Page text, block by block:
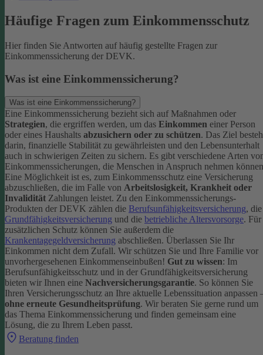
Häufige Fragen zum Einkommensschutz
Hier finden Sie Antworten auf häufig gestellte Fragen zur
Einkommenssicherung der DEVK.
Was ist eine Einkommenssicherung?
Was ist eine Einkommenssicherung?
Eine Einkommenssicherung bezieht sich auf Maßnahmen oder
Strategien, die ergriffen werden, um das Einkommen einer Person
oder eines Haushalts abzusichern oder zu schützen. Das Ziel
darin, finanzielle Stabilität zu gewährleisten und den Lebensunterhalt
auch in schwierigen Zeiten zu sichern. Es gibt verschiedene Arten
Einkommenssicherungen, die Menschen in Anspruch nehmen
Eine Möglichkeit ist es, zum Einkommensschutz eine Versicherung
abzuschließen, die im Falle von Arbeitslosigkeit, Krankheit oder
Invalidität Zahlungen leistet. Zu den Einkommenssicherungs-
Produkten der DEVK zählen die Berufsunfähigkeitsversicherung, die
Grundfähigkeitsversicherung und die betriebliche Altersvorsorge. Für
zusätzlichen Schutz können Sie außerdem die
Krankentagegeldversicherung abschließen. Überlassen Sie Ihr
Einkommen nicht dem Zufall. Wir schützen Sie und Ihre Familie vor
unvorhergesehenen Einkommenseinbußen! Gut zu wissen: Im
Berufsunfähigkeitsschutz und in der Grundfähigkeitsversicherung
bieten wir Ihnen eine Nachversicherungsgarantie. So können Sie
Ihren Versicherungsschutz an Ihre aktuelle Lebenssituation anpassen
ohne erneute Gesundheitsprüfung. Wir beraten Sie gerne rund um
das Thema Einkommenssicherung und finden gemeinsam eine
Lösung, die zu Ihrem Leben passt.
Beratung finden